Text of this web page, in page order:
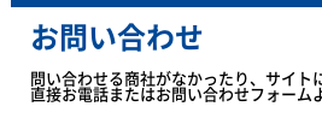
お問い合わせ
問い合わせる商社がなかったり、サイト
直接お電話またはお問い合わせフォーム